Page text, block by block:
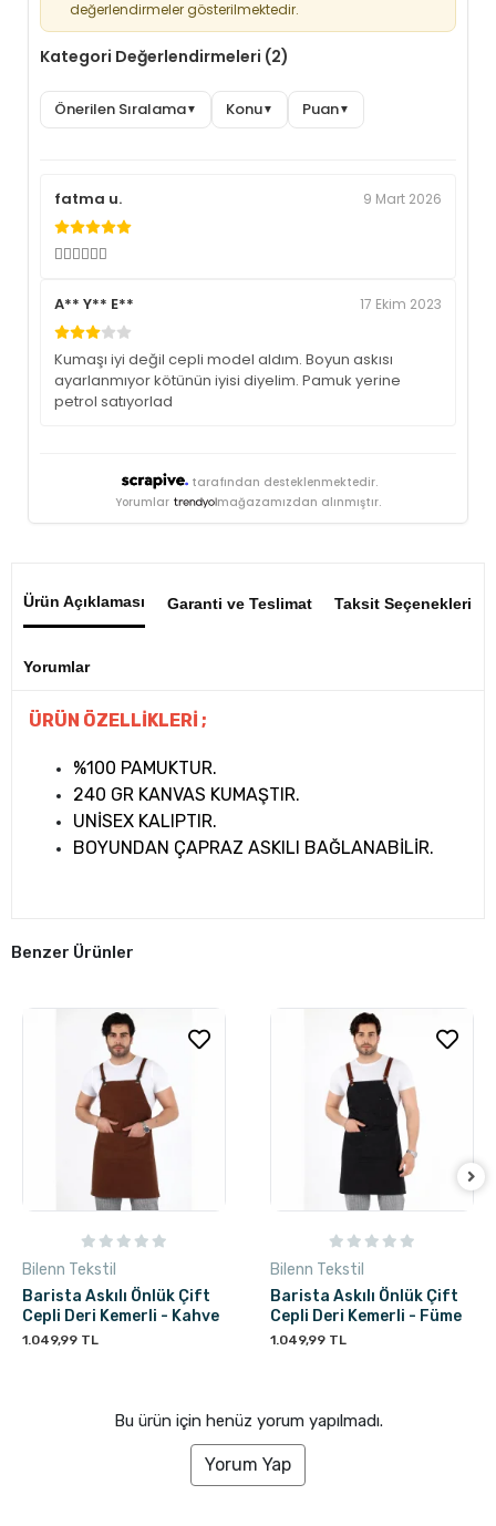
değerlendirmeler gösterilmektedir.
Kategori Değerlendirmeleri (2)
Önerilen Sıralama▼ Konu▼ Puan▼
fatma u. 9 Mart 2026
👍🏼👍🏼👍🏼
A** Y** E** 17 Ekim 2023
Kumaşı iyi değil cepli model aldım. Boyun askısı
ayarlanmıyor kötünün iyisi diyelim. Pamuk yerine
petrol satıyorlad
tarafından desteklenmektedir.
Yorumlar
mağazamızdan alınmıştır.
Ürün Açıklaması Garanti ve Teslimat Taksit Seçenekleri
Yorumlar
ÜRÜN ÖZELLİKLERİ ;
%100 PAMUKTUR.
240 GR KANVAS KUMAŞTIR.
UNİSEX KALIPTIR.
BOYUNDAN ÇAPRAZ ASKILI BAĞLANABİLİR.
Benzer Ürünler
Bilenn Tekstil
Barista Askılı Önlük Çift
Cepli Deri Kemerli - Kahve
1.049,99 TL
Bilenn Tekstil
Barista Askılı Önlük Çift
Cepli Deri Kemerli - Füme
1.049,99 TL
Bu ürün için henüz yorum yapılmadı.
Yorum Yap